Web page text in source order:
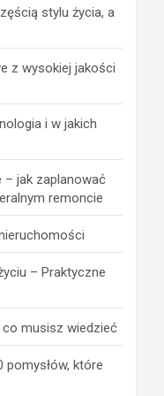
stylu życia, a
z wysokiej jakości
i w jakich
– jak zaplanować
remoncie
– Praktyczne
co musisz wiedzieć
pomysłów, które